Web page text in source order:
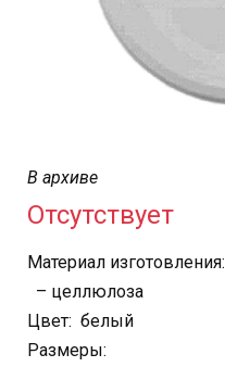
В архиве
Отсутствует
Материал изготовления:
– целлюлоза
Цвет: белый
Размеры: